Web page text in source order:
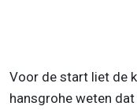
Voor de start liet de
hansgrohe weten